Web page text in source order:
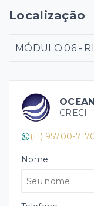
CRECI -
(11) 95700-
Nome
Localização
MÓDULO 06 -